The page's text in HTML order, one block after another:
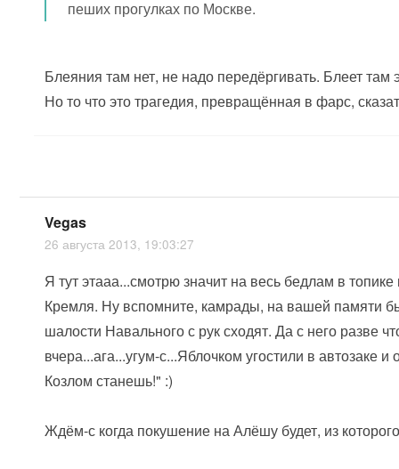
пеших прогулках по Москве.
Блеяния там нет, не надо передёргивать. Блеет
Но то что это трагедия, превращённая в фарс,
Vegas
26 августа 2013, 19:03:27
Я тут этааа...смотрю значит на весь бедлам в
Кремля. Ну вспомните, камрады, на вашей памяти
шалости Навального с рук сходят. Да с него разве
вчера...ага...угум-с...Яблочком угостили в автозаке
Козлом станешь!" :)
Ждём-с когда покушение на Алёшу будет, из